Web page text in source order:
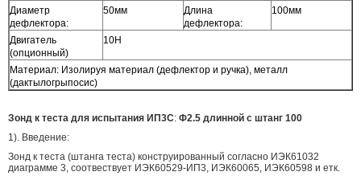
Диаметр
дефлектора:
50мм
Длина
дефлектора:
100мм
Двигатель
(опционный)
10Н
Материал: Изолируя материал (дефлектор и ручка), металл
(дактылогрыпосис)
Зонд к теста для испытания ИП3С: Φ2.5 длинной с штанг 100
1). Введение:
Зонд к теста (штанга теста) конструированный согласно ИЭК61032
диаграмме 3, соотвествует ИЭК60529-ИП3, ИЭК60065, ИЭК60598 и етк.